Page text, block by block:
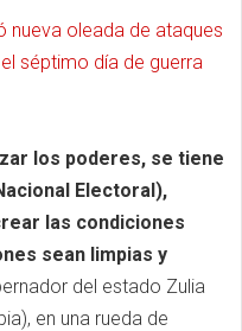
nueva oleada de ataques
séptimo día de guerra
los poderes, se tiene
Electoral),
las condiciones
sean limpias y
del estado Zulia
en una rueda de